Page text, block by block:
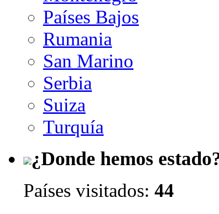
Países Bajos
Rumania
San Marino
Serbia
Suiza
Turquía
¿Donde hemos
Países visitados: 44